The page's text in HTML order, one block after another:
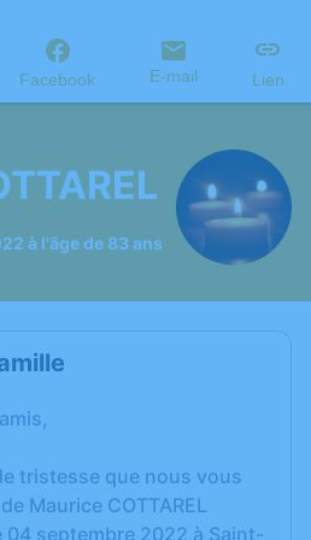
Facebook E-mail Lien
à l'âge de 83 ans
tristesse que nous vous
Maurice COTTAREL
septembre 2022 à Saint-